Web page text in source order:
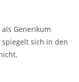
Generikum
spiegelt sich in den